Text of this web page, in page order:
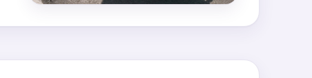
MapLibre|OpenFreeMap © OpenMapTilesData fromOpenStreetMap